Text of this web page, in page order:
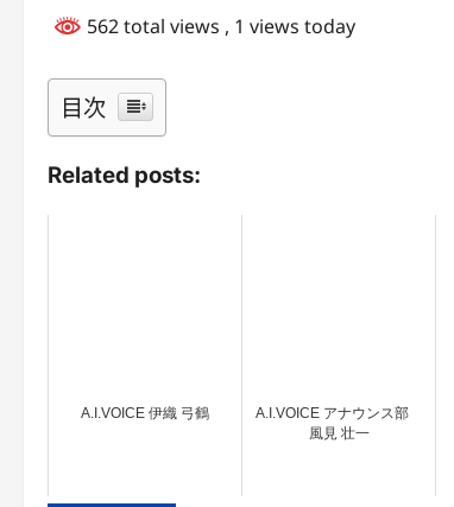
562 total views , 1 views today
目次
Related posts:
A.I.VOICE 伊織 弓鶴
A.I.VOICE アナウンス部
風見 壮一